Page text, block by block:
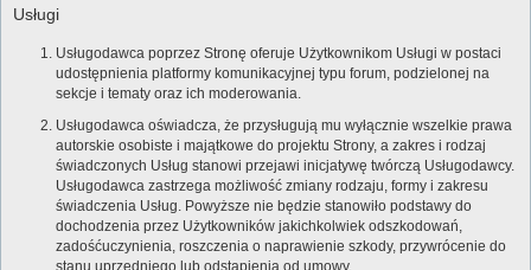
Usługi
Usługodawca poprzez Stronę oferuje Użytkownikom Usługi w postaci
udostępnienia platformy komunikacyjnej typu forum, podzielonej na
sekcje i tematy oraz ich moderowania.
Usługodawca oświadcza, że przysługują mu wyłącznie wszelkie prawa
autorskie osobiste i majątkowe do projektu Strony, a zakres i rodzaj
świadczonych Usług stanowi przejawi inicjatywę twórczą Usługodawcy.
Usługodawca zastrzega możliwość zmiany rodzaju, formy i zakresu
świadczenia Usług. Powyższe nie będzie stanowiło podstawy do
dochodzenia przez Użytkowników jakichkolwiek odszkodowań,
zadośćuczynienia, roszczenia o naprawienie szkody, przywrócenie do